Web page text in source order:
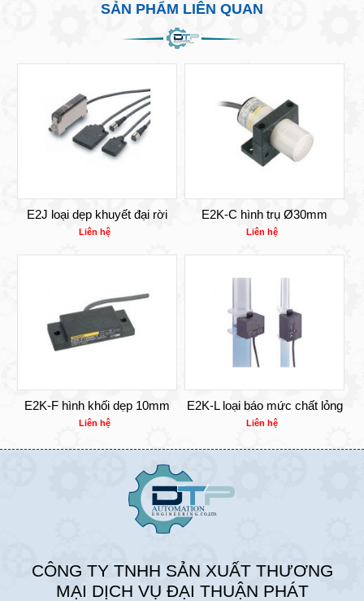
SẢN PHẨM LIÊN QUAN
E2J loại dẹp khuyết đại rời
Liên hệ
E2K-C hình trụ Ø30mm
Liên hệ
E2K-F hình khối dẹp 10mm
Liên hệ
E2K-L loại báo mức chất lỏng
Liên hệ
CÔNG TY TNHH SẢN XUẤT THƯƠNG
MẠI DỊCH VỤ ĐẠI THUẬN PHÁT